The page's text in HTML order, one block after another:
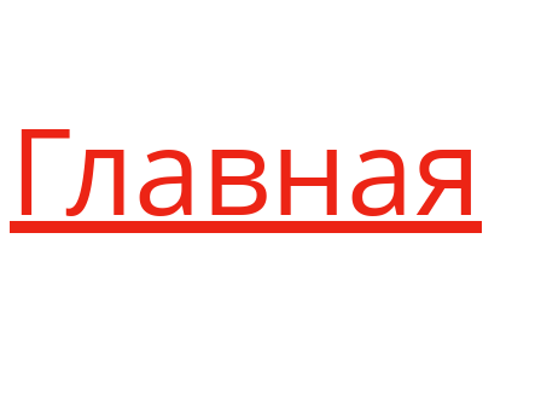
Главная